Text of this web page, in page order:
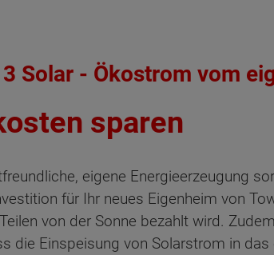
Solar - Ökostrom vom
sparen
eigene Energieerzeugung
für Ihr neues Eigenheim von
von der Sonne bezahlt wird.
die Einspeisung von Solarstrom in